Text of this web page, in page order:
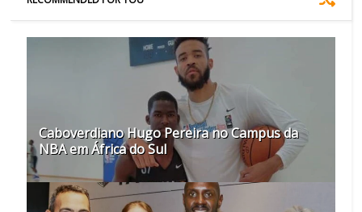
Caboverdiano Hugo Pereira no Campus da
NBA em África do Sul